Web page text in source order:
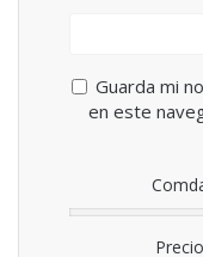
Guarda mi
en este
Precio